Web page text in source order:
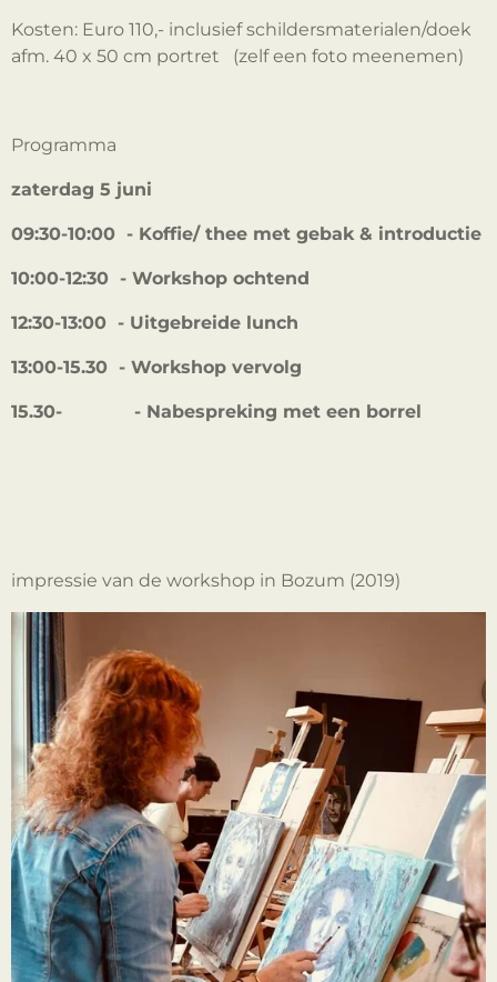
Kosten: Euro 110,- inclusief schildersmaterialen/doek
afm. 40 x 50 cm portret
(zelf een foto meenemen)
Programma
zaterdag 5 juni
09:30-10:00 - Koffie/ thee met gebak & introductie
10:00-12:30 - Workshop ochtend
12:30-13:00 - Uitgebreide lunch
13:00-15.30 - Workshop vervolg
15.30- - Nabespreking met een borrel
impressie van de workshop in Bozum (2019)